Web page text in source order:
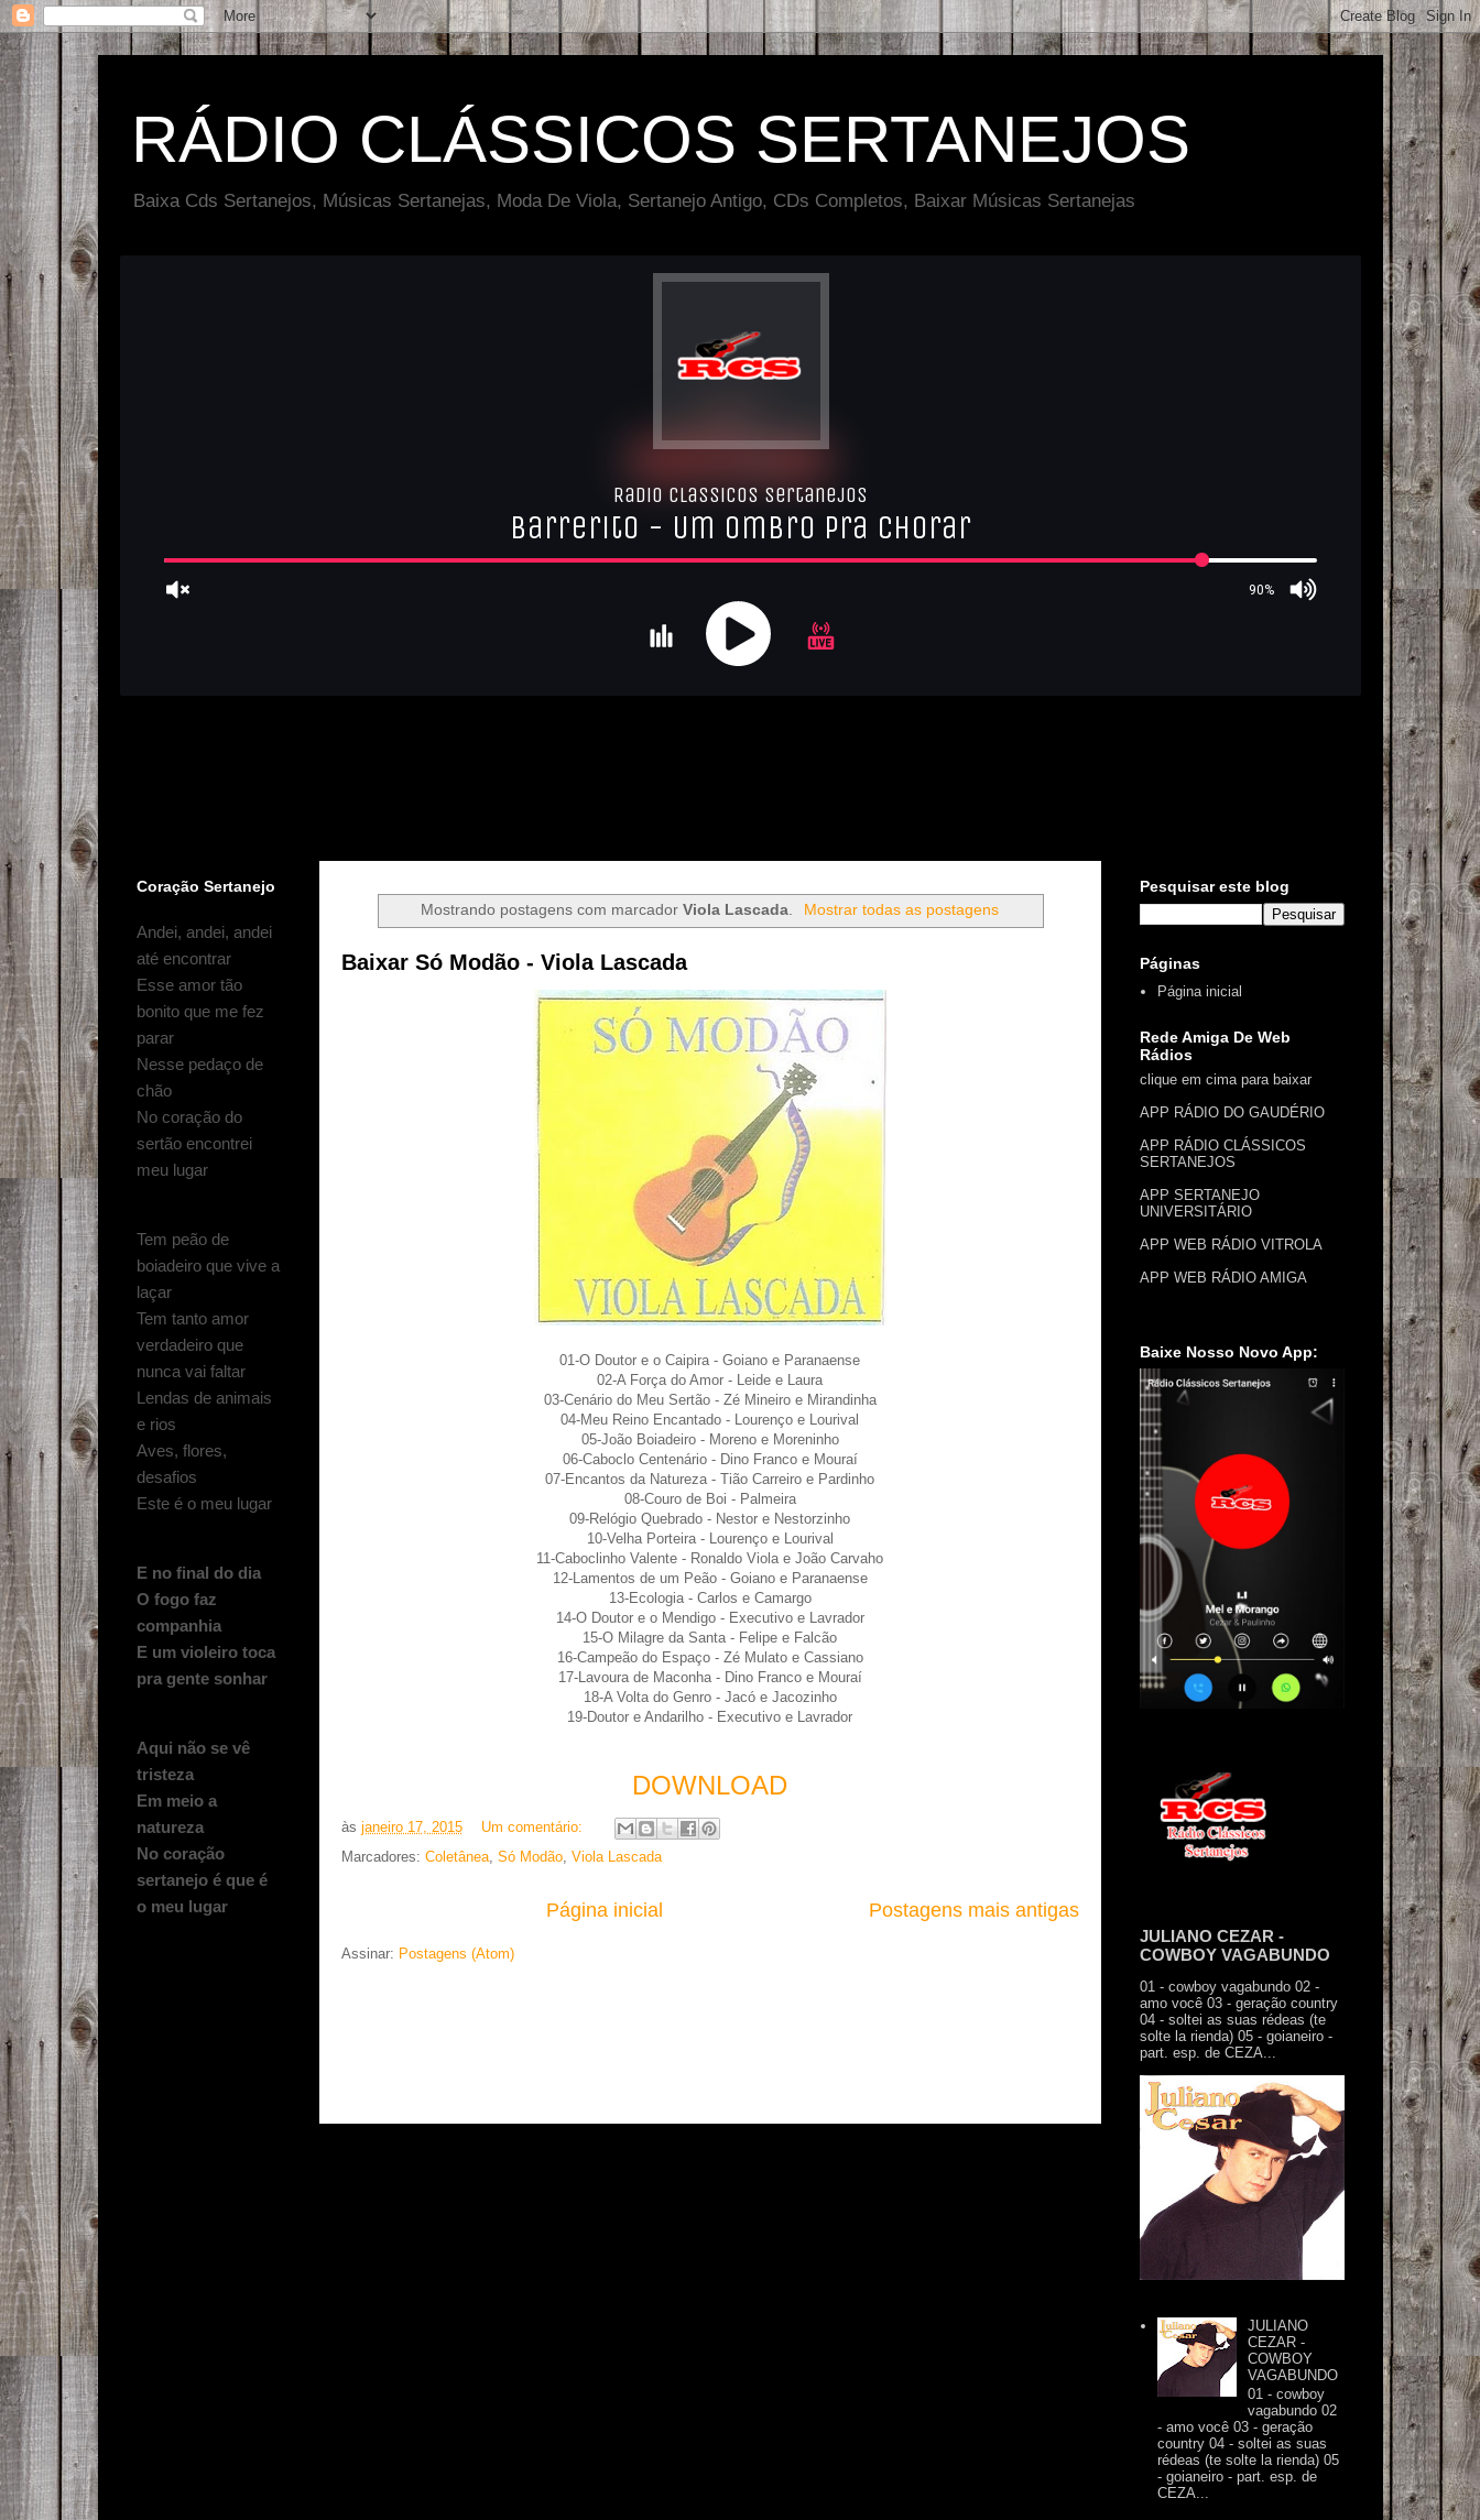
RÁDIO CLÁSSICOS SERTANEJOS
Baixa Cds Sertanejos, Músicas Sertanejas, Moda De Viola, Sertanejo Antigo, CDs Completos, Baixar Músicas Sertanejas
Mostrando postagens com marcadorViola Lascada. Mostrar todas as postagens
Baixar Só Modão - Viola Lascada
01-O Doutor e o Caipira - Goiano e Paranaense
02-A Força do Amor - Leide e Laura
03-Cenário do Meu Sertão - Zé Mineiro e Mirandinha
04-Meu Reino Encantado - Lourenço e Lourival
05-João Boiadeiro - Moreno e Moreninho
06-Caboclo Centenário - Dino Franco e Mouraí
07-Encantos da Natureza - Tião Carreiro e Pardinho
08-Couro de Boi - Palmeira
09-Relógio Quebrado - Nestor e Nestorzinho
10-Velha Porteira - Lourenço e Lourival
11-Caboclinho Valente - Ronaldo Viola e João Carvaho
12-Lamentos de um Peão - Goiano e Paranaense
13-Ecologia - Carlos e Camargo
14-O Doutor e o Mendigo - Executivo e Lavrador
15-O Milagre da Santa - Felipe e Falcão
16-Campeão do Espaço - Zé Mulato e Cassiano
17-Lavoura de Maconha - Dino Franco e Mouraí
18-A Volta do Genro - Jacó e Jacozinho
19-Doutor e Andarilho - Executivo e Lavrador
DOWNLOAD
às janeiro 17, 2015
Um comentário:
Marcadores: Coletânea, Só Modão, Viola Lascada
Postagens mais antigas
Página inicial
Assinar: Postagens (Atom)
Coração Sertanejo
Andei, andei, andei
até encontrar
Esse amor tão
bonito que me fez
parar
Nesse pedaço de
chão
No coração do
sertão encontrei
meu lugar
Tem peão de
boiadeiro que vive a
laçar
Tem tanto amor
verdadeiro que
nunca vai faltar
Lendas de animais
e rios
Aves, flores,
desafios
Este é o meu lugar
E no final do dia
O fogo faz
companhia
E um violeiro toca
pra gente sonhar
Aqui não se vê
tristeza
Em meio a
natureza
No coração
sertanejo é que é
o meu lugar
Pesquisar este blog
Páginas
Página inicial
Rede Amiga De Web
Rádios
clique em cima para baixar
APP RÁDIO DO GAUDÉRIO
APP RÁDIO CLÁSSICOS
SERTANEJOS
APP SERTANEJO
UNIVERSITÁRIO
APP WEB RÁDIO VITROLA
APP WEB RÁDIO AMIGA
Baixe Nosso Novo App:
JULIANO CEZAR -
COWBOY VAGABUNDO
01 - cowboy vagabundo 02 -
amo você 03 - geração country
04 - soltei as suas rédeas (te
solte la rienda) 05 - goianeiro -
part. esp. de CEZA...
JULIANO
CEZAR -
COWBOY
VAGABUNDO
01 - cowboy
vagabundo 02
- amo você 03 - geração
country 04 - soltei as suas
rédeas (te solte la rienda) 05
- goianeiro - part. esp. de
CEZA...